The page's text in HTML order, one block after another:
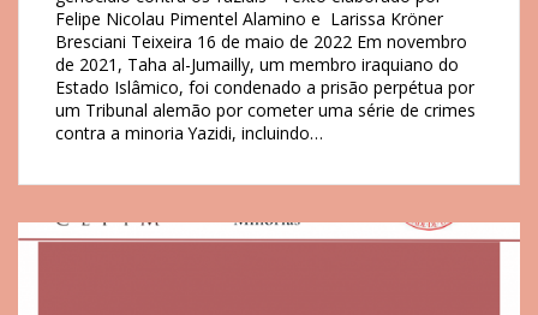
Felipe Nicolau Pimentel Alamino e Larissa Kröner
Bresciani Teixeira 16 de maio de 2022 Em novembro
de 2021, Taha al-Jumailly, um membro iraquiano do
Estado Islâmico, foi condenado a prisão perpétua por
um Tribunal alemão por cometer uma série de crimes
contra a minoria Yazidi, incluindo…